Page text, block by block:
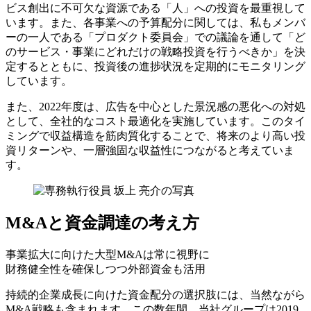
ビス創出に不可欠な資源である「人」への投資を最重視して
います。また、各事業への予算配分に関しては、私もメンバ
ーの一人である「プロダクト委員会」での議論を通して「ど
のサービス・事業にどれだけの戦略投資を行うべきか」を決
定するとともに、投資後の進捗状況を定期的にモニタリング
しています。
また、2022年度は、広告を中心とした景況感の悪化への対処
として、全社的なコスト最適化を実施しています。このタイ
ミングで収益構造を筋肉質化することで、将来のより高い投
資リターンや、一層強固な収益性につながると考えていま
す。
M&Aと資金調達の考え方
事業拡大に向けた大型M&Aは常に視野に
財務健全性を確保しつつ外部資金も活用
持続的企業成長に向けた資金配分の選択肢には、当然ながら